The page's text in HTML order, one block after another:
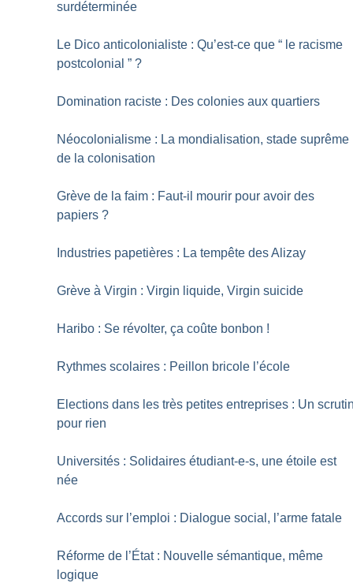
surdéterminée
Le Dico anticolonialiste : Qu’est-ce que “ le racisme
postcolonial ” ?
Domination raciste : Des colonies aux quartiers
Néocolonialisme : La mondialisation, stade suprême
de la colonisation
Grève de la faim : Faut-il mourir pour avoir des
papiers ?
Industries papetières : La tempête des Alizay
Grève à Virgin : Virgin liquide, Virgin suicide
Haribo : Se révolter, ça coûte bonbon !
Rythmes scolaires : Peillon bricole l’école
Elections dans les très petites entreprises : Un
pour rien
Universités : Solidaires étudiant-e-s, une étoile est
née
Accords sur l’emploi : Dialogue social, l’arme fatale
Réforme de l’État : Nouvelle sémantique, même
logique